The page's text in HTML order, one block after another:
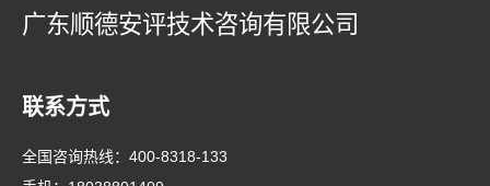
广东顺德安评技术咨询有限公司
联系方式
全国咨询热线： 400-8318-133